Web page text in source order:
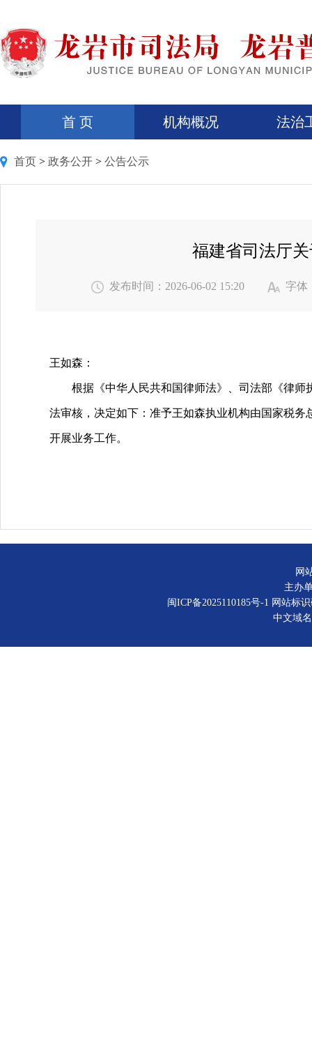
首 页 机构概况 法治
首页 > 政务公开 > 公告公示
福建省司法厅
发布时间：2026-06-02 15:20 字体
王如森：
根据《中华人民共和国律师法》、司法部《律师
法审核，决定如下：准予王如森执业机构由国家税
开展业务工作。
网
主办
闽ICP备2025110185号-1 网站标
中文域